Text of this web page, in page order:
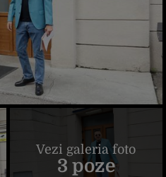
Vezi galeria foto
3 poze